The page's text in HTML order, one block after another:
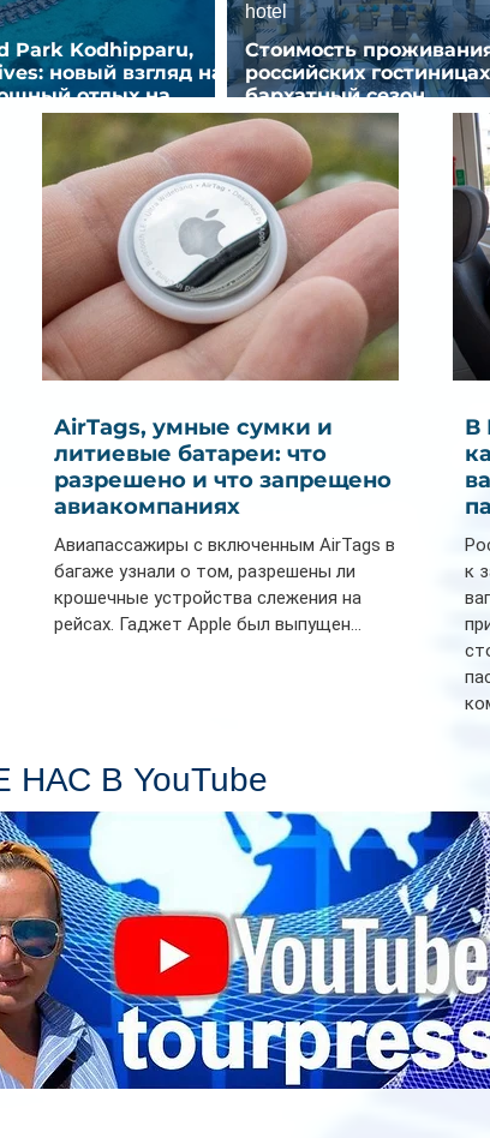
Park Kodhipparu,
новый взгляд на
отдых на
Стоимость
российских гостиницах
бархатный сезон
снизилась на 9%
hotel
AirTags, умные сумки и
литиевые батареи: что
разрешено и что запрещено в
авиакомпаниях
Авиапассажиры с включенным AirTags в
багаже узнали о том, разрешены ли
крошечные устройства слежения на
рейсах. Гаджет Apple был выпущен...
В
к
В YouTube